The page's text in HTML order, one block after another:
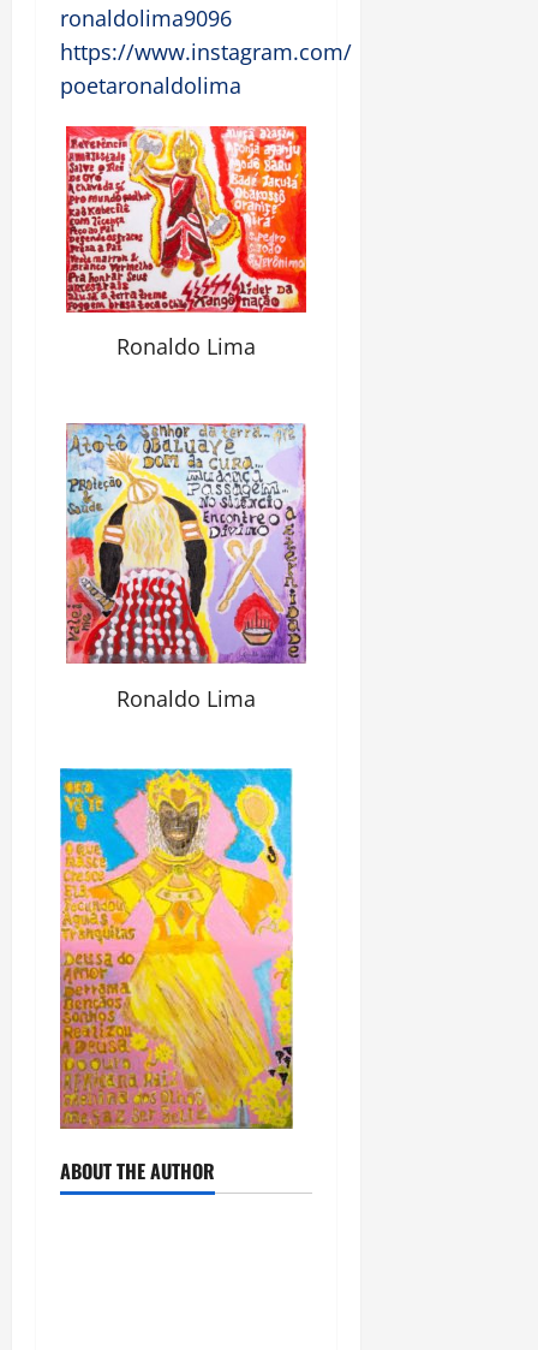
ronaldolima9096
https://www.instagram.com/
poetaronaldolima
Ronaldo Lima
Ronaldo Lima
ABOUT THE AUTHOR